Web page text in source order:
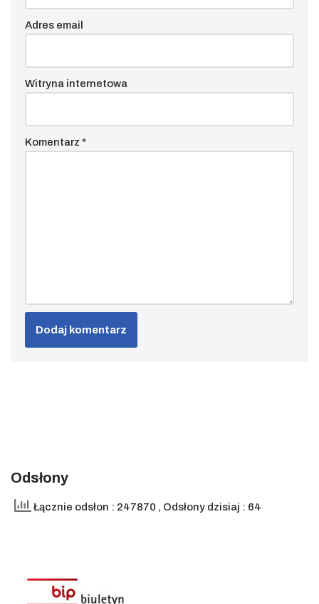
Adres email
Witryna internetowa
Komentarz *
Odsłony
Łącznie odsłon : 247870 , Odsłony dzisiaj : 64